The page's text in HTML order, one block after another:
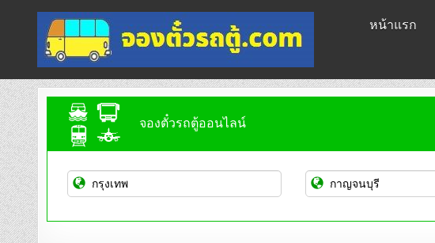
content
จองตั๋วรถตู้ออนไลน์
บริการจองตั๋วรถตู้ออนไลน์
หน้าแรก
จองตั๋วรถตู้ออนไลน์